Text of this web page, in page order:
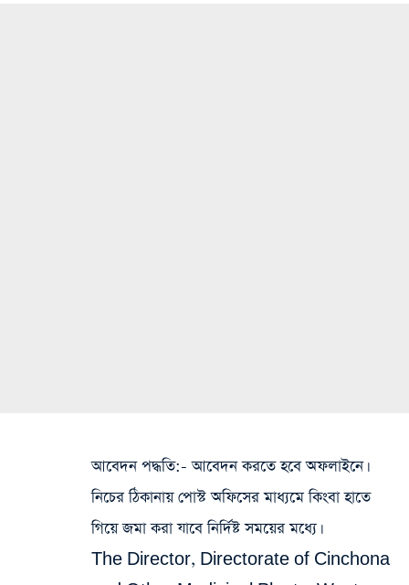
আবেদন পদ্ধতি:- আবেদন করতে হবে অফলাইনে।
নিচের ঠিকানায় পোস্ট অফিসের মাধ্যমে কিংবা হাতে
গিয়ে জমা করা যাবে নির্দিষ্ট সময়ের মধ্যে।
The Director, Directorate of Cinchona